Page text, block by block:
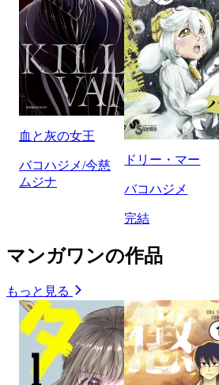
血と灰の女王
バコハジメ/今慈
ムジナ
ドリー・マー
バコハジメ
完結
マンガワンの作品
もっと見る